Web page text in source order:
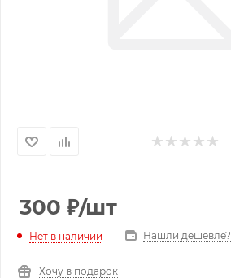
300 ₽/шт
Нет в наличии Нашли дешевле?
Хочу в подарок